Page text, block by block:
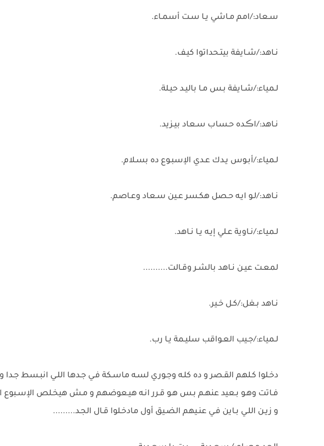
سـعاد:/امم مـاشي يـا سـت أسمـاء.
نـاهد:/شـايفة بيتـحداتوا كيـف.
لـمياء:/شـايفة بـس مـا باليـد حيـلة.
نـاهد:/اڪـده حـساب سـعاد بيـزيد.
لـمياء:/أبـوس يـدك عـدي الإسبـوع ده بسـلام.
نـاهد:/لـو ايـه حـصل هكـسر عـين سـعاد وعـاصم.
لـمياء:/نـاوية عـلي إيـه يـا نـاهد.
لمعـت عيـن نـاهد بالشـر وقـالت..........
نـاهد بـغل:/كـل خـير.
لـمياء:/جـيب العـواقب سليـمة يـا رب.
دخـلوا كـلهم القـصر و ده كلـه وجـوري لسـه ماسـكة فـي جـدها اللـي انبـسط جـدا
فـاتت وهـو بـعيد عنهـم بـس هـو قـرر انـه هيـعوضهم و مـش هيخـلص الإسـبوع
و زيـن اللـي بـاين فـي عنـيهم الضـيق أول مادخـلوا قـال الجـد.........